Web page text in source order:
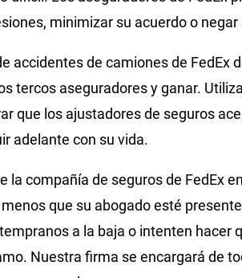
minimizar su acuerdo o
accidentes de camiones de FedEx
tercos aseguradores y ganar.
que los ajustadores de seguros
adelante con su vida.
la compañía de seguros de FedEx
que su abogado esté
a la baja o intenten hacer
Nuestra firma se encargará de